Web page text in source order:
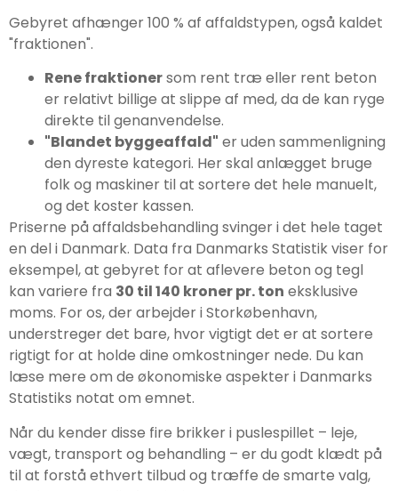
Gebyret afhænger 100 % af affaldstypen, også kaldet
"fraktionen".
Rene fraktionersom rent træ eller rent beton
er relativt billige at slippe af med, da de kan ryge
direkte til genanvendelse.
"Blandet byggeaffald" er uden sammenligning
den dyreste kategori. Her skal anlægget bruge
folk og maskiner til at sortere det hele manuelt,
og det koster kassen.
Priserne på affaldsbehandling svinger i det hele taget
en del i Danmark. Data fra Danmarks Statistik viser for
eksempel, at gebyret for at aflevere beton og tegl
kan variere fra 30 til 140 kroner pr. ton eksklusive
moms. For os, der arbejder i Storkøbenhavn,
understreger det bare, hvor vigtigt det er at sortere
rigtigt for at holde dine omkostninger nede. Du kan
læse mere om de økonomiske aspekter i Danmarks
Statistiks notat om emnet.
Når du kender disse fire brikker i puslespillet – leje,
vægt, transport og behandling – er du godt klædt på
til at forstå ethvert tilbud og træffe de smarte valg,